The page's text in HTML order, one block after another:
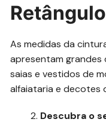
Retângulo
As medidas da
apresentam grandes
saias e vestidos de
alfaiataria e decotes
Descubra o